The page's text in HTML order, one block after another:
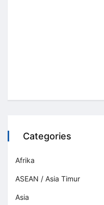
Categories
Afrika
ASEAN / Asia Timur
Asia